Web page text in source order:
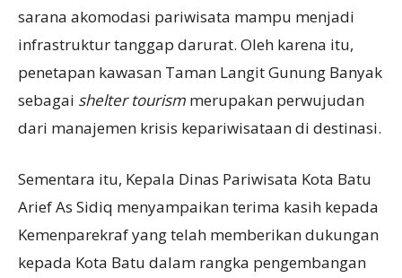
sarana akomodasi pariwisata mampu menjadi
infrastruktur tanggap darurat. Oleh karena itu,
penetapan kawasan Taman Langit Gunung Banyak
sebagai shelter tourism merupakan perwujudan
dari manajemen krisis kepariwisataan di destinasi.
Sementara itu, Kepala Dinas Pariwisata Kota Batu
Arief As Sidiq menyampaikan terima kasih kepada
Kemenparekraf yang telah memberikan dukungan
kepada Kota Batu dalam rangka pengembangan